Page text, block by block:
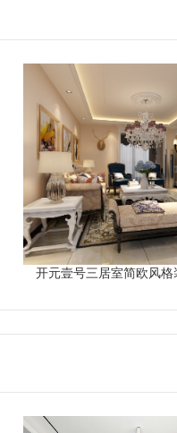
开元壹号三居室简欧风格